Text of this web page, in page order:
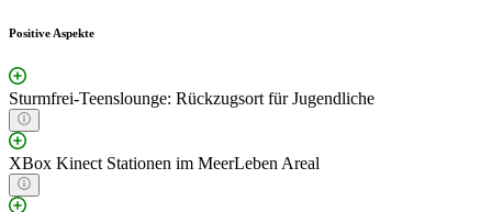
Positive Aspekte
Sturmfrei-Teenslounge: Rückzugsort für Jugendliche
XBox Kinect Stationen im MeerLeben Areal